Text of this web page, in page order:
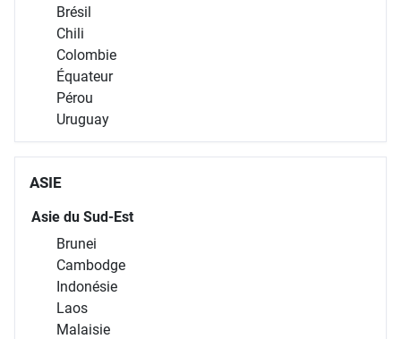
Brésil
Chili
Colombie
Équateur
Pérou
Uruguay
ASIE
Asie du Sud-Est
Brunei
Cambodge
Indonésie
Laos
Malaisie